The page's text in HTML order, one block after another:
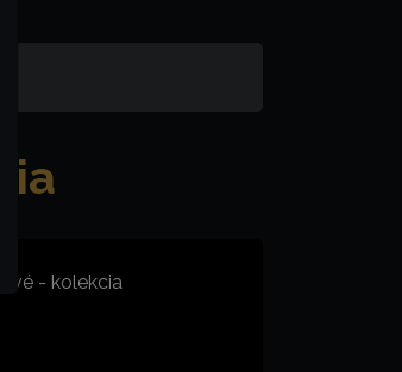
- kolekcia